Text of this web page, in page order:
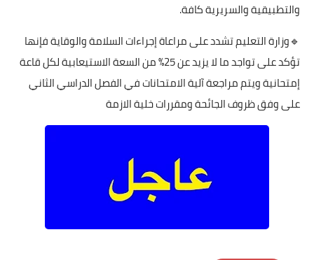
والتطبيقية والسريرية كافة.
🔹وزارة التعليم تشدد على مراعاة إجراءات السلامة والوقاية فإنها
تؤكد على تواجد ما لا يزيد عن 25% من السعة الاستيعابية لكل قاعة
إمتحانية ويتم مراجعة آلية الامتحانات في الفصل الدراسي الثاني
على وفق ظروف الجائحة ومقررات خلية الازمة